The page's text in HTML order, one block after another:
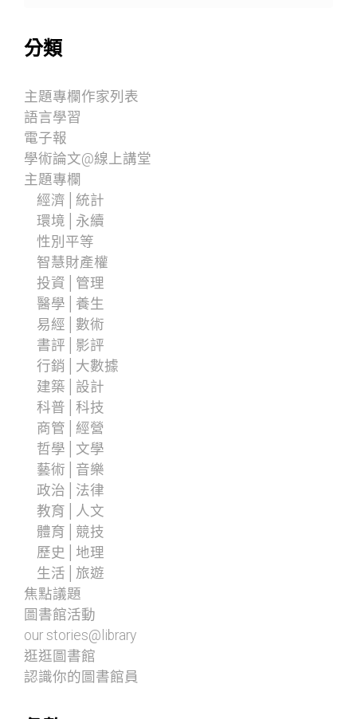
分類
主題專欄作家列表
語言學習
電子報
學術論文@線上講堂
主題專欄
經濟│統計
環境│永續
性別平等
智慧財產權
投資│管理
醫學│養生
易經│數術
書評│影評
行銷│大數據
建築│設計
科普│科技
商管│經營
哲學│文學
藝術│音樂
政治│法律
教育│人文
體育│競技
歷史│地理
生活│旅遊
焦點議題
圖書館活動
our stories@library
逛逛圖書館
認識你的圖書館員